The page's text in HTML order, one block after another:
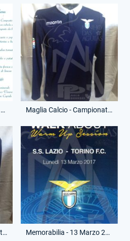
Folder - 10 Giugno 2017 - Menù - Pranzo Vecchie Glorie - (Interno) Maglia Calcio - Campionato Serie A - Keita Balde - 14 - (Fronte)
Maglia Calcio - Campionato Serie A - Keita Balde - 14 - (Retro) Memorabilia - 13 Marzo 2017 - Pass Stadio Olimpico - Lazio-Torino